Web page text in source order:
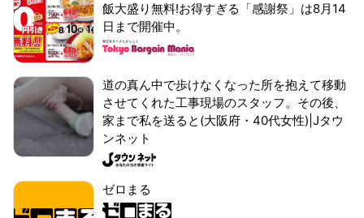
飯大盛り無料!お得すぎる「感謝祭」は8月14
日まで開催中。
道の真ん中で歩けなくなった所を抱えて移動
させてくれた工事現場のスタッフ。その後、
家まで私を送ると(大阪府・40代女性)|Jタウ
ンネット
ゼロまる